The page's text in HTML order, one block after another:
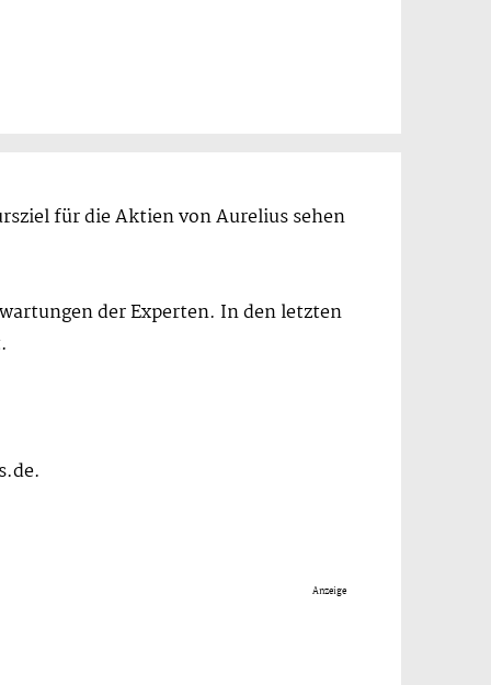
für die Aktien von Aurelius sehen
der Experten. In den letzten
Anzeige